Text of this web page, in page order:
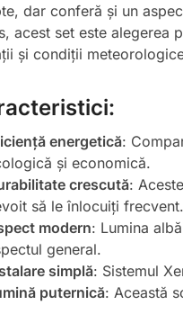
dar conferă și un
acest set este alegerea
și condiții
energetică:
și economică.
crescută:
să le înlocuiți frecvent.
modern: Lumina
general.
simplă: Sistemul
puternică: Această